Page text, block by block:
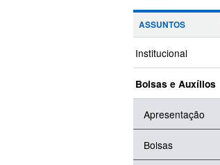
ASSUNTOS
Institucional
Bolsas e Auxílios
Apresentação
Bolsas